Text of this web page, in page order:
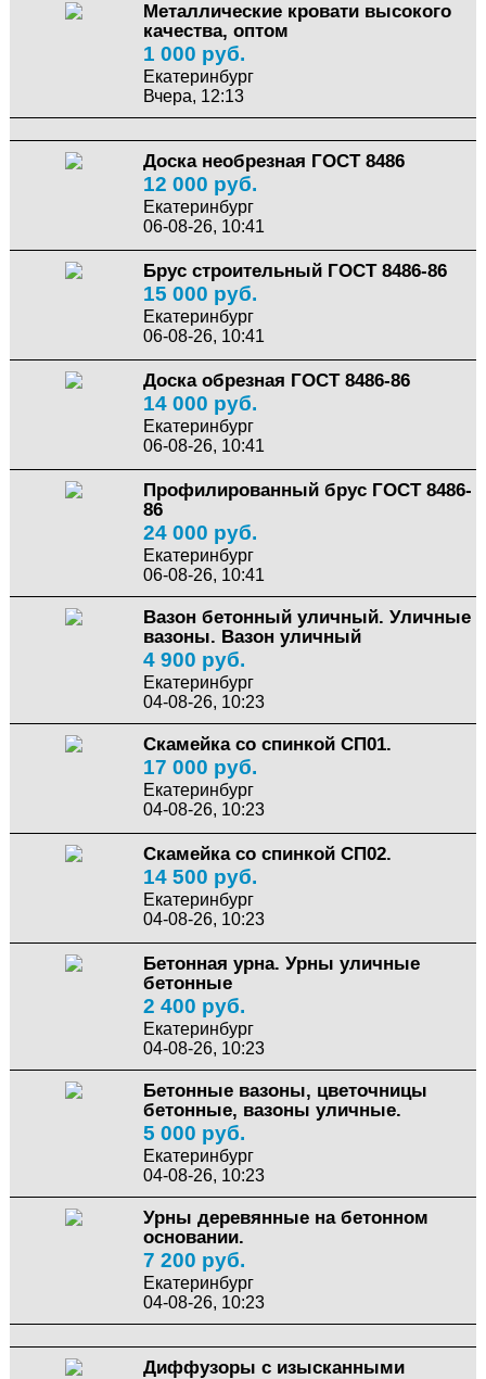
Металлические кровати высокого
качества, оптом
1 000 руб.
Екатеринбург
Вчера, 12:13
Доска необрезная ГОСТ 8486
12 000 руб.
Екатеринбург
06-08-26, 10:41
Брус строительный ГОСТ 8486-86
15 000 руб.
Екатеринбург
06-08-26, 10:41
Доска обрезная ГОСТ 8486-86
14 000 руб.
Екатеринбург
06-08-26, 10:41
Профилированный брус ГОСТ 8486-
86
24 000 руб.
Екатеринбург
06-08-26, 10:41
Вазон бетонный уличный. Уличные
вазоны. Вазон уличный
4 900 руб.
Екатеринбург
04-08-26, 10:23
Скамейка со спинкой СП01.
17 000 руб.
Екатеринбург
04-08-26, 10:23
Скамейка со спинкой СП02.
14 500 руб.
Екатеринбург
04-08-26, 10:23
Бетонная урна. Урны уличные
бетонные
2 400 руб.
Екатеринбург
04-08-26, 10:23
Бетонные вазоны, цветочницы
бетонные, вазоны уличные.
5 000 руб.
Екатеринбург
04-08-26, 10:23
Урны деревянные на бетонном
основании.
7 200 руб.
Екатеринбург
04-08-26, 10:23
Диффузоры с изысканными